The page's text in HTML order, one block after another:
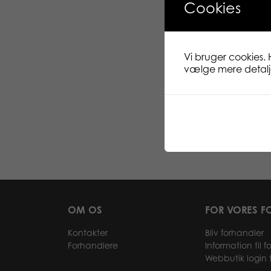
OM OS
Kontakter
Forhandlere
FOR VORES
Bliv forhandler
Information til
Webbutik login
Cookies
Vi bruger cookies.
vælge mere